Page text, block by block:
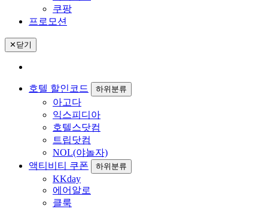
쿠팡
프로모션
✕ 닫기
호텔 할인코드 하위분류
아고다
익스피디아
호텔스닷컴
트립닷컴
NOL(야놀자)
액티비티 쿠폰
하위분류
KKday
에어알로
클룩